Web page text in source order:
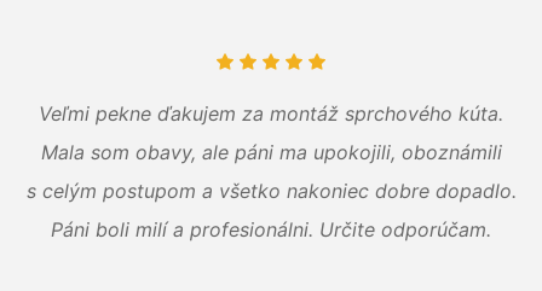
Veľmi pekne ďakujem za montáž sprchového kúta.
Mala som obavy, ale páni ma upokojili, oboznámili
s celým postupom a všetko nakoniec dobre dopadlo.
Páni boli milí a profesionálni. Určite odporúčam.